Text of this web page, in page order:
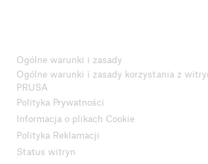
Ogólne warunki i zasady
Ogólne warunki i zasady korzystania z
PRUSA
Polityka Prywatności
Informacja o plikach Cookie
Polityka Reklamacji
Status witryn